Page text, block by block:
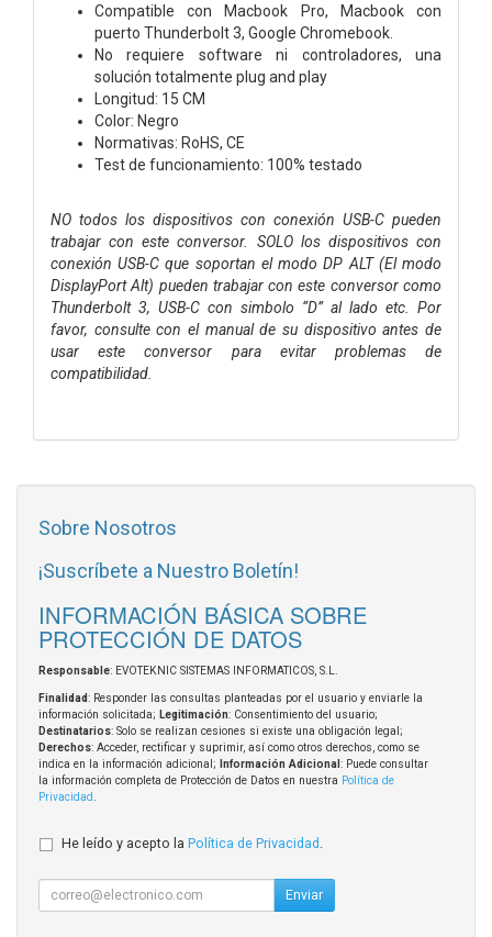
Compatible con Macbook Pro, Macbook con
puerto Thunderbolt 3, Google Chromebook.
No requiere software ni controladores, una
solución totalmente plug and play
Longitud: 15 CM
Color: Negro
Normativas: RoHS, CE
Test de funcionamiento: 100% testado
NO todos los dispositivos con conexión USB-C pueden
trabajar con este conversor. SOLO los dispositivos con
conexión USB-C que soportan el modo DP ALT (El modo
DisplayPort Alt) pueden trabajar con este conversor como
Thunderbolt 3, USB-C con simbolo “D” al lado etc. Por
favor, consulte con el manual de su dispositivo antes de
usar este conversor para evitar problemas de
compatibilidad.
Sobre Nosotros
¡Suscríbete a Nuestro Boletín!
INFORMACIÓN BÁSICA SOBRE
PROTECCIÓN DE DATOS
Responsable: EVOTEKNIC SISTEMAS INFORMATICOS, S.L.
Finalidad: Responder las consultas planteadas por el usuario y enviarle la
información solicitada; Legitimación: Consentimiento del usuario;
Destinatarios: Solo se realizan cesiones si existe una obligación legal;
Derechos: Acceder, rectificar y suprimir, así como otros derechos, como se
indica en la información adicional;
Información Adicional : Puede consultar
la información completa de Protección de Datos en nuestra Política de
Privacidad
He leído y acepto la Política de Privacidad
Enviar